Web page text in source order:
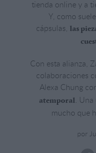
tienda online y a
Y, como
cápsulas,
las
Con esta alianza,
colaboraciones
Alexa Chung
atemporal . Una
mucho que
por